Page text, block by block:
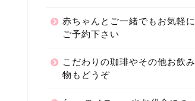
赤ちゃんとご一緒でもお気軽に
ご予約下さい
こだわりの珈琲やその他お飲み
物もどうぞ